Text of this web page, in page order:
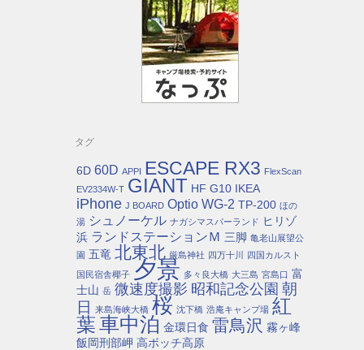
タグ
6D 60D APPI ESCAPE RX3 FlexScan
EV2334W-T GIANT HF G10 IKEA
iPhone J BOARD Optio WG-2 TP-200 ほの
湯 シュノーケル ナガシマスパーランド ヒリゾ
浜 ランドステーションＭ 三脚 亀老山展望公
園 五竜 北東北 厳島神社 四万十川
四国カルスト
国民宿舎椰子 夕景 多々良大橋 大三島 宮島口 富
士山 岳 微速度撮影 昭和記念公園 朝
日
来島海峡大橋 桜 沈下橋 浩庵キャンプ場 紅
葉車中泊 金環日食 雷鳥沢 霧ヶ峰
飯岡刑部岬 高ボッチ高原